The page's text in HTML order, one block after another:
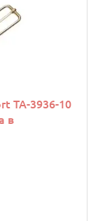
TA-3936-10
в